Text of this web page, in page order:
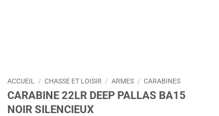
ACCUEIL / CHASSE ET LOISIR / ARMES / CARABINES
CARABINE 22LR DEEP PALLAS BA15
NOIR SILENCIEUX